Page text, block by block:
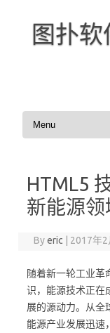
图扑
HTML5
新能源领
Byeric 2017年2
随着新一轮工业革
识，能源技术正在
展的源动力。从全
能源产业发展迅速